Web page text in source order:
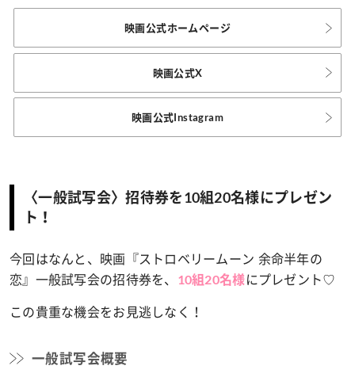
映画公式ホームページ
映画公式X
映画公式Instagram
〈一般試写会〉招待券を10組20名様にプレゼン
ト！
今回はなんと、映画『ストロベリームーン 余命半年の
恋』一般試写会の招待券を、
10組20名様にプレゼント♡
この貴重な機会をお見逃しなく！
一般試写会概要